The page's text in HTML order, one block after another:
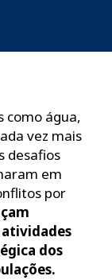
como água,
vez mais
desafios
em
por
dos